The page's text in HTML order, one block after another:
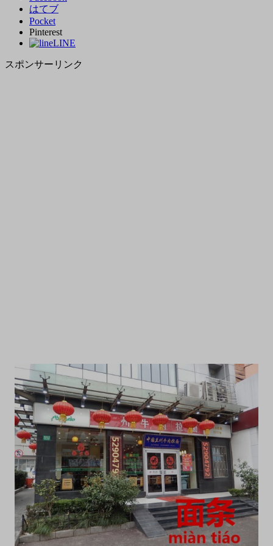
はてブ
Pocket
Pinterest
LINE
スポンサーリンク